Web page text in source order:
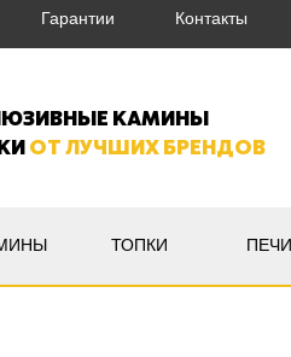
Гарантии Контакты
КАМИНЫ
ОТ ЛУЧШИХ БРЕНДОВ
ТОПКИ ПЕЧИ